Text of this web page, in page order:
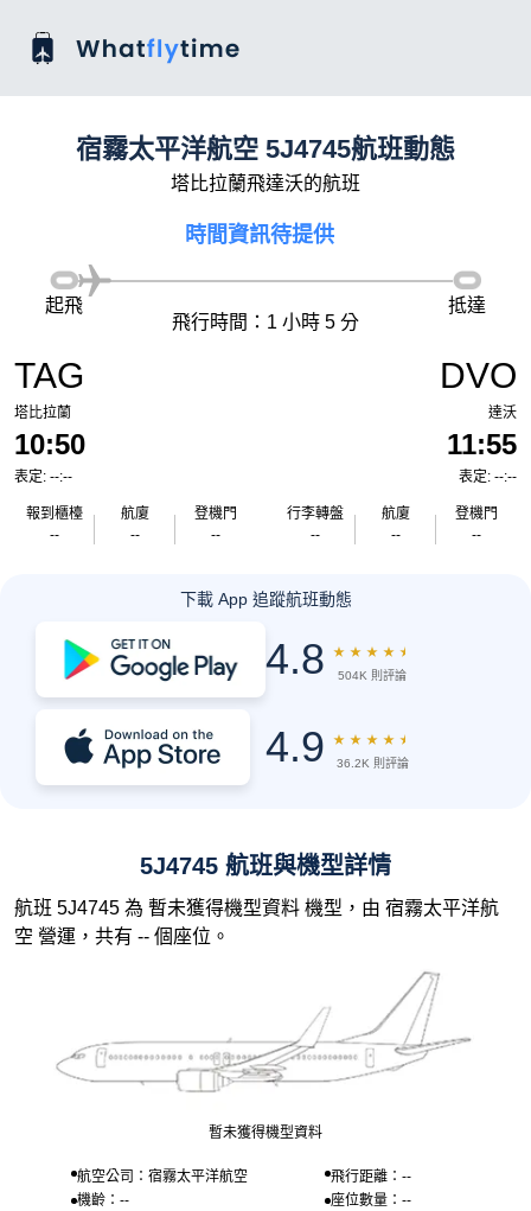
宿霧太平洋航空 5J4745航班動態
塔比拉蘭飛達沃的航班
時間資訊待提供
TAG
塔比拉蘭
10:50
表定: --:--
報到櫃檯
--
航廈
--
登機門
--
起飛
飛行時間：1 小時 5 分
抵達
DVO
達沃
11:55
表定: --:--
行李轉盤
--
航廈
--
登機門
--
下載 App 追蹤航班動態
4.8 ★ ★ ★ ★ ★
504K 則評論
4.9 ★ ★ ★ ★ ★
36.2K 則評論
5J4745 航班與機型詳情
航班 5J4745 為 暫未獲得機型資料 機型，由 宿霧太平洋航
空 營運，共有 -- 個座位。
暫未獲得機型資料
航空公司：宿霧太平洋航空
飛行距離：--
機齡：--
座位數量：--